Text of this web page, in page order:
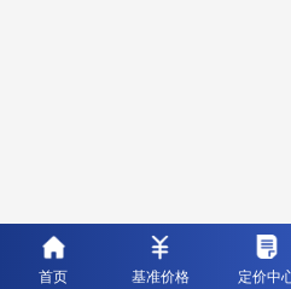
首页 基准价格 定价中